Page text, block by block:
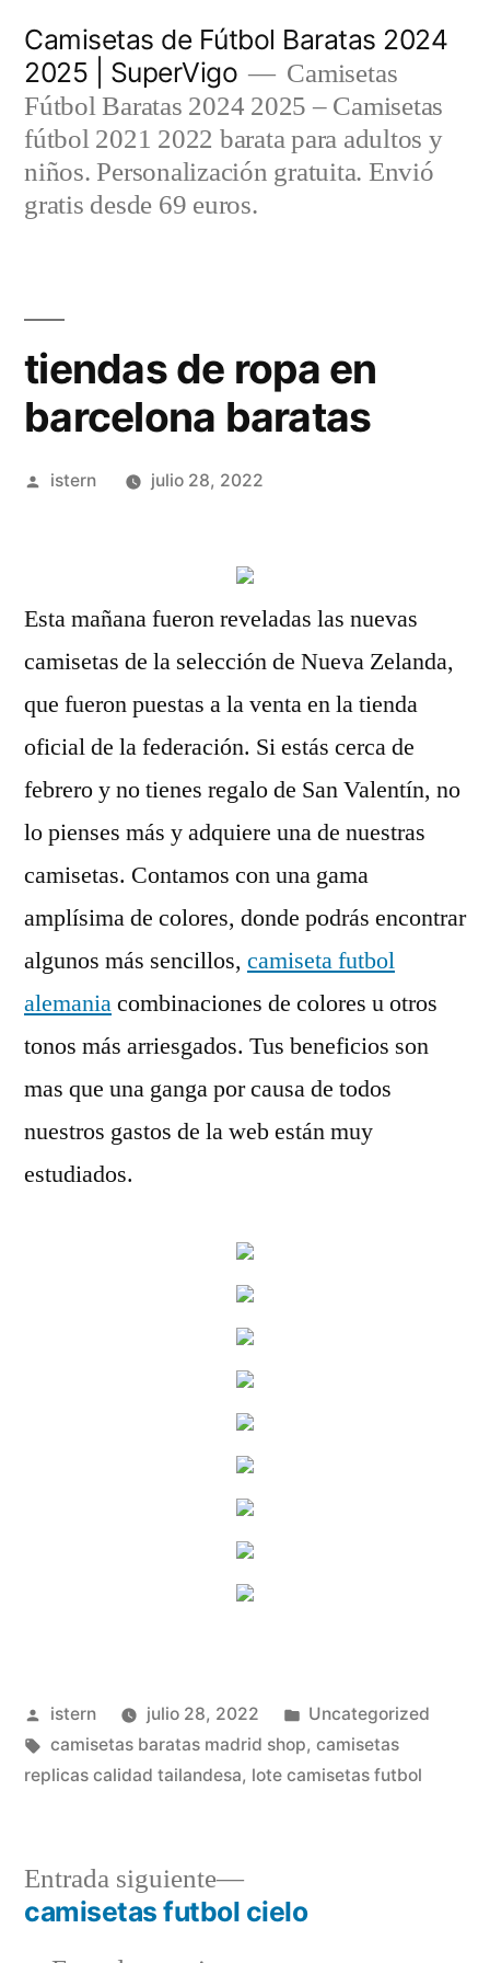
contenido
Camisetas de Fútbol Baratas 2024
2025 | SuperVigo
Camisetas
Fútbol Baratas 2024 2025 – Camisetas
fútbol 2021 2022 barata para adultos y
niños. Personalización gratuita. Envió
gratis desde 69 euros.
tiendas de ropa en
barcelona baratas
Publicado
istern julio 28, 2022
Esta mañana fueron reveladas las nuevas
camisetas de la selección de Nueva Zelanda,
que fueron puestas a la venta en la tienda
oficial de la federación. Si estás cerca de
febrero y no tienes regalo de San Valentín, no
lo pienses más y adquiere una de nuestras
camisetas. Contamos con una gama
amplísima de colores, donde podrás encontrar
algunos más sencillos, camiseta futbol
alemaniacombinaciones de colores u otros
tonos más arriesgados. Tus beneficios son
mas que una ganga por causa de todos
nuestros gastos de la web están muy
estudiados.
Publicado
por
istern julio 28, 2022
Publicado
en
Uncategorized
Etiquetas:
camisetas baratas madrid shop, camisetas
replicas calidad tailandesa, lote camisetas futbol
Navegación
Entrada siguiente
Entrada
siguiente:
camisetas futbol cielo